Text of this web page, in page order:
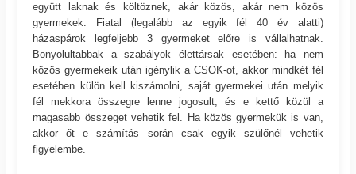
együtt laknak és költöznek, akár közös, akár nem közös
gyermekek. Fiatal (legalább az egyik fél 40 év alatti)
házaspárok legfeljebb 3 gyermeket előre is vállalhatnak.
Bonyolultabbak a szabályok élettársak esetében: ha nem
közös gyermekeik után igénylik a CSOK-ot, akkor mindkét fél
esetében külön kell kiszámolni, saját gyermekei után melyik
fél mekkora összegre lenne jogosult, és e kettő közül a
magasabb összeget vehetik fel. Ha közös gyermekük is van,
akkor őt e számítás során csak egyik szülőnél vehetik
figyelembe.